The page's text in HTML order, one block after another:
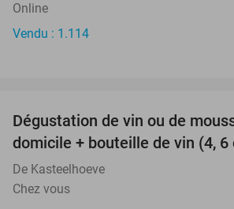
Online
Vendu : 1.114
Dégustation de vin ou de
domicile + bouteille de vin (4, 6
De Kasteelhoeve
Chez vous